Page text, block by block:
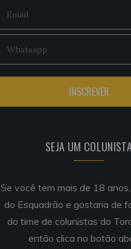
SEJA UM
Se você tem mais de 18
do Esquadrão e gostaria de
do time de colunistas do
então clica no botão